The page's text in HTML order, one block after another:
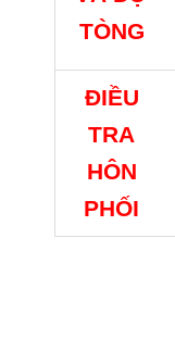
TÒNG
ĐIỀU
TRA
HÔN
PHỐI